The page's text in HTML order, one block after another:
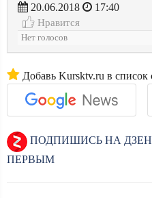
20.06.2018
17:40
Нравится
Нет голосов
Добавь Kursktv.ru в список
ПОДПИШИСЬ НА
ПЕРВЫМ